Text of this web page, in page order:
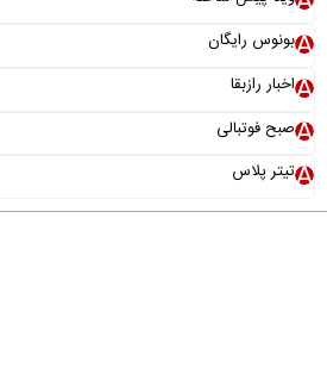
بونوس رایگان
اخبار رازبقا
صبح فوتبالی
تیتر پلاس